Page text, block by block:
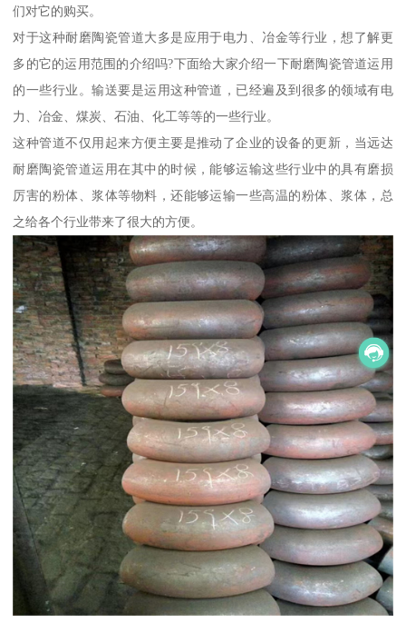
们对它的购买。
对于这种耐磨陶瓷管道大多是应用于电力、冶金等行业，想了解更
多的它的运用范围的介绍吗?下面给大家介绍一下耐磨陶瓷管道运用
的一些行业。输送要是运用这种管道，已经遍及到很多的领域有电
力、冶金、煤炭、石油、化工等等的一些行业。
这种管道不仅用起来方便主要是推动了企业的设备的更新，当远达
耐磨陶瓷管道运用在其中的时候，能够运输这些行业中的具有磨损
厉害的粉体、浆体等物料，还能够运输一些高温的粉体、浆体，总
之给各个行业带来了很大的方便。